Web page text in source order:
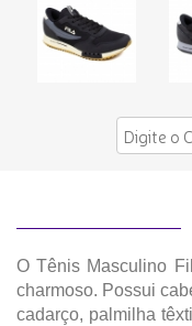
O Tênis Masculino
charmoso. Possui
cadarço, palmilha